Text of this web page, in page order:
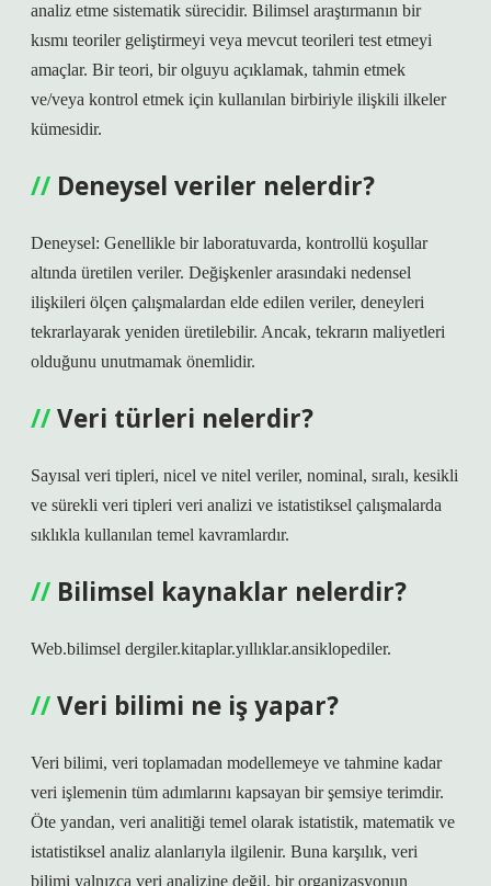
analiz etme sistematik sürecidir. Bilimsel araştırmanın bir
kısmı teoriler geliştirmeyi veya mevcut teorileri test etmeyi
amaçlar. Bir teori, bir olguyu açıklamak, tahmin etmek
ve/veya kontrol etmek için kullanılan birbiriyle ilişkili ilkeler
kümesidir.
Deneysel veriler nelerdir?
Deneysel: Genellikle bir laboratuvarda, kontrollü koşullar
altında üretilen veriler. Değişkenler arasındaki nedensel
ilişkileri ölçen çalışmalardan elde edilen veriler, deneyleri
tekrarlayarak yeniden üretilebilir. Ancak, tekrarın maliyetleri
olduğunu unutmamak önemlidir.
Veri türleri nelerdir?
Sayısal veri tipleri, nicel ve nitel veriler, nominal, sıralı, kesikli
ve sürekli veri tipleri veri analizi ve istatistiksel çalışmalarda
sıklıkla kullanılan temel kavramlardır.
Bilimsel kaynaklar nelerdir?
Web.bilimsel dergiler.kitaplar.yıllıklar.ansiklopediler.
Veri bilimi ne iş yapar?
Veri bilimi, veri toplamadan modellemeye ve tahmine kadar
veri işlemenin tüm adımlarını kapsayan bir şemsiye terimdir.
Öte yandan, veri analitiği temel olarak istatistik, matematik ve
istatistiksel analiz alanlarıyla ilgilenir. Buna karşılık, veri
bilimi yalnızca veri analizine değil, bir organizasyonun